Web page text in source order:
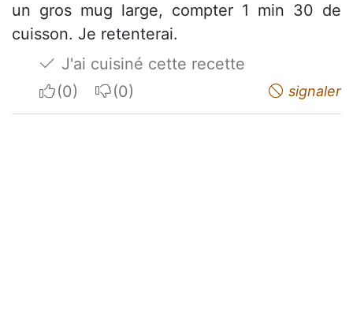
un gros mug large, compter 1 min 30 de
cuisson. Je retenterai.
J'ai cuisiné cette recette
I apreciateI do not appreciate signaler